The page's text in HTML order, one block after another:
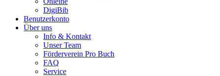
DigiBib
Benutzerkonto
Über uns
Info & Kontakt
Unser Team
Förderverein Pro Buch
FAQ
Service